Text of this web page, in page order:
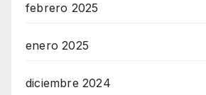
febrero 2025
enero 2025
diciembre 2024